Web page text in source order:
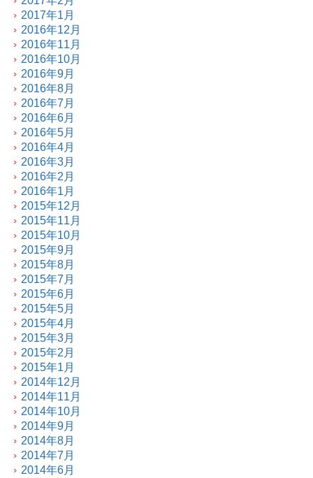
2017年1月
2016年12月
2016年11月
2016年10月
2016年9月
2016年8月
2016年7月
2016年6月
2016年5月
2016年4月
2016年3月
2016年2月
2016年1月
2015年12月
2015年11月
2015年10月
2015年9月
2015年8月
2015年7月
2015年6月
2015年5月
2015年4月
2015年3月
2015年2月
2015年1月
2014年12月
2014年11月
2014年10月
2014年9月
2014年8月
2014年7月
2014年6月